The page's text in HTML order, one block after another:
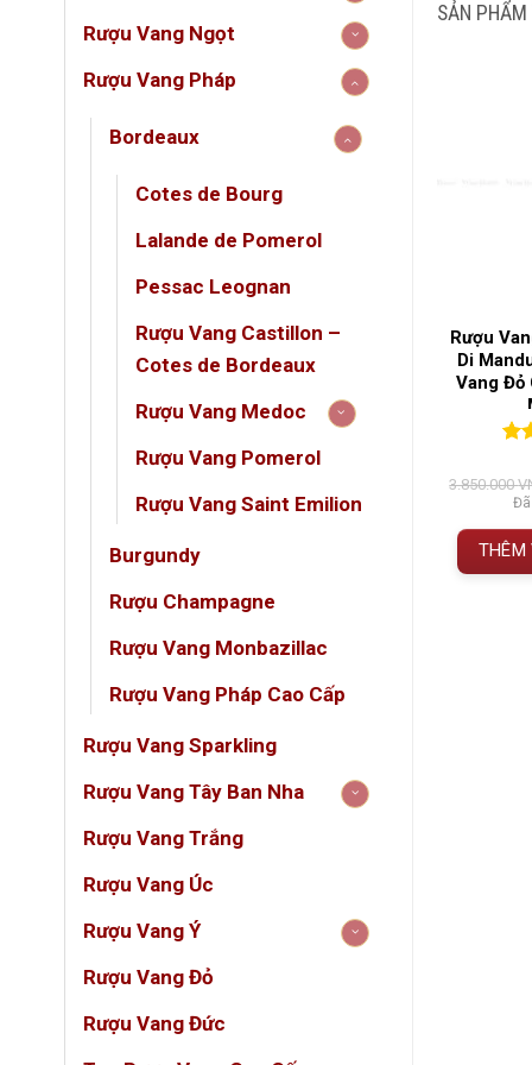
Rượu Vang Ngọt
Rượu Vang Pháp
Bordeaux
Cotes de Bourg
Lalande de Pomerol
Pessac Leognan
Rượu Vang Castillon –
Cotes de Bordeaux
Rượu Vang Medoc
Rượu Vang Pomerol
Rượu Vang Saint Emilion
Burgundy
Rượu Champagne
Rượu Vang Monbazillac
Rượu Vang Pháp Cao Cấp
Rượu Vang Sparkling
Rượu Vang Tây Ban Nha
Rượu Vang Trắng
Rượu Vang Úc
Rượu Vang Ý
Rượu Vang Đỏ
Rượu Vang Đức
Giới
Rượu
đến
mê
Tên
Xuất
Niên
SẢN
Rượu
Di
Vang Đỏ
3.850.000
Đã
THÊM
Rượu Vang Ý Don Antonio
Tenuta Ulisse 15,5% –
0trên 5
0
(0)
gốc
2.565.000 VNĐ.
Đã bao gồm VAT
THÊM VÀO GIỎ HÀNG